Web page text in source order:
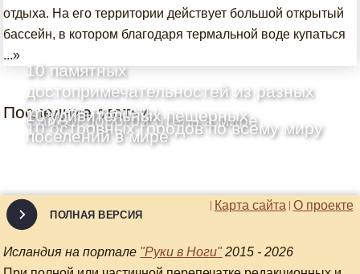
отдыха. На его территории действует большой открытый
бассейн, в котором благодаря термальной воде купаться
...»
Последние статьи
10 памятных
достопримечательностей из разных
уголков планеты
Самый дорогой отель в мире
10 островных городов по всему миру
10 удивительных пещерных
поселений в мире
О проекте
Карта сайта
ПОЛНАЯ ВЕРСИЯ
Исландия на портале "Руки в Ноги" 2015 - 2026